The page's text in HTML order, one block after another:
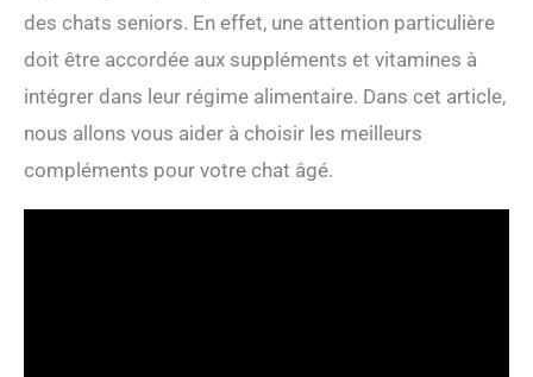
des chats seniors. En effet, une attention particulière
doit être accordée aux suppléments et vitamines à
intégrer dans leur régime alimentaire. Dans cet article,
nous allons vous aider à choisir les meilleurs
compléments pour votre chat âgé.